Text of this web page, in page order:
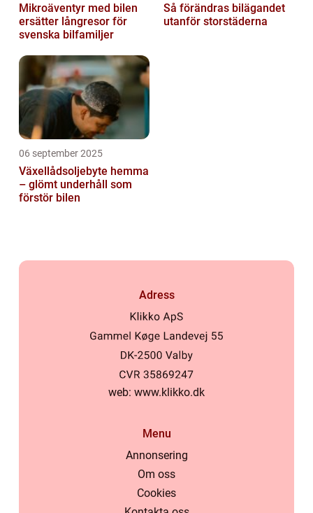
Mikroäventyr med bilen
ersätter långresor för
svenska bilfamiljer
Så förändras bilägandet
utanför storstäderna
06 september 2025
Växellådsoljebyte hemma
– glömt underhåll som
förstör bilen
Adress
web: www.klikko.dk
Menu
Annonsering
Om oss
Cookies